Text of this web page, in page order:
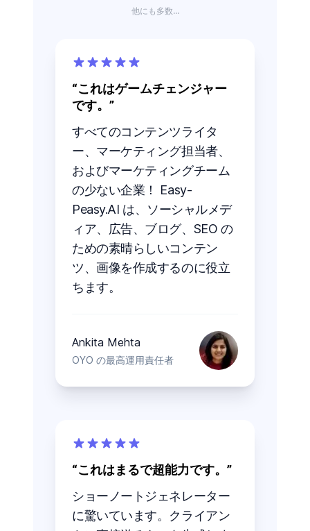
他にも多数...
これはゲームチェンジャー
です。
すべてのコンテンツライタ
ー、マーケティング担当者、
およびマーケティングチーム
の少ない企業！ Easy-
Peasy.AI は、ソーシャルメデ
ィア、広告、ブログ、SEO の
ための素晴らしいコンテン
ツ、画像を作成するのに役立
ちます。
Ankita Mehta
OYO の最高運用責任者
これはまるで超能力です。
ショーノートジェネレーター
に驚いています。クライアン